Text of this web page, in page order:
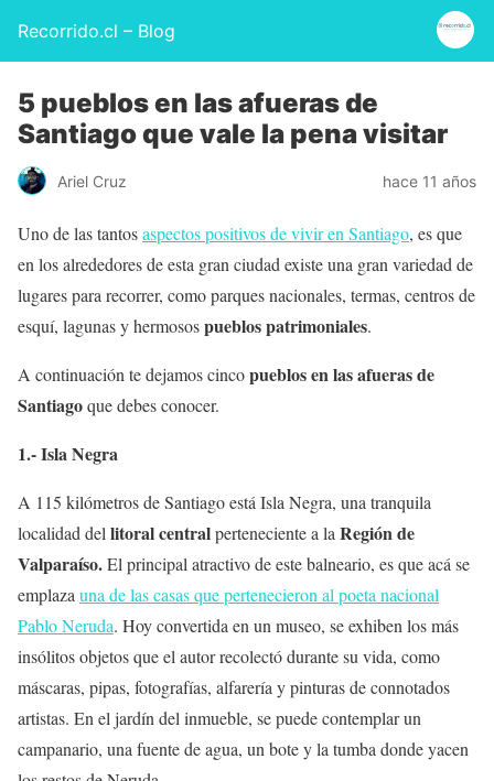
Recorrido.cl – Blog
5 pueblos en las afueras de
Santiago que vale la pena visitar
Ariel Cruz hace 11 años
Uno de las tantosaspectos positivos de vivir en Santiago, es que
en los alrededores de esta gran ciudad existe una gran variedad de
lugares para recorrer, como parques nacionales, termas, centros de
esquí, lagunas y hermosospueblos patrimoniales.
A continuación te dejamos cincopueblos en las afueras de
Santiagoque debes conocer.
1.- Isla Negra
A 115 kilómetros de Santiago está Isla Negra, una tranquila
localidad del litoral centralperteneciente a la Región de
Valparaíso.El principal atractivo de este balneario, es que acá se
emplaza una de las casas que pertenecieron al poeta nacional
Pablo Neruda. Hoy convertida en un museo, se exhiben los más
insólitos objetos que el autor recolectó durante su vida, como
máscaras, pipas, fotografías, alfarería y pinturas de connotados
artistas. En el jardín del inmueble, se puede contemplar un
campanario, una fuente de agua, un bote y la tumba donde yacen